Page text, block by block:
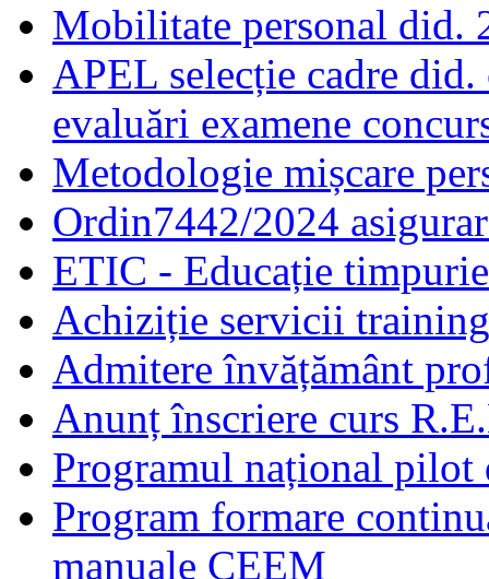
Mobilitate personal did.
APEL selecție cadre
evaluări examene
Metodologie mișcare
Ordin7442/2024
ETIC - Educație
Achiziție servicii
Admitere învățământ
Anunț înscriere curs
Programul național pilot
Program formare
manuale CEEM